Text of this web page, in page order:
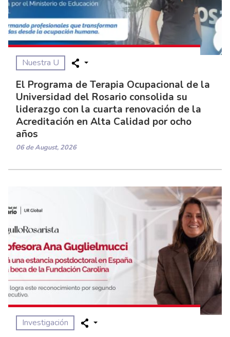
Nuestra U
El Programa de Terapia Ocupacional de la
Universidad del Rosario consolida su
liderazgo con la cuarta renovación de la
Acreditación en Alta Calidad por ocho
años
06 de August, 2026
Investigación